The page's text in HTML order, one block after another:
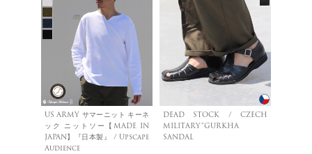
US ARMY サマーニット キーネ
ック ニットソー【MADE IN
JAPAN】『日本製』 / Upscape
Audience
DEAD STOCK / CZECH
MILITARY”GURKHA
SANDAL